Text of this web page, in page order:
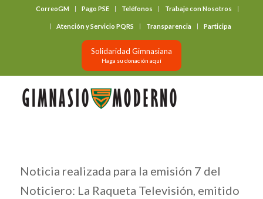
CorreoGM Pago PSE Teléfonos Trabaje con Nosotros
Atención y Servicio PQRS Transparencia Participa
Solidaridad Gimnasiana
Haga su donación aquí
Noticia realizada para la emisión 7 del
Noticiero: La Raqueta Televisión, emitido